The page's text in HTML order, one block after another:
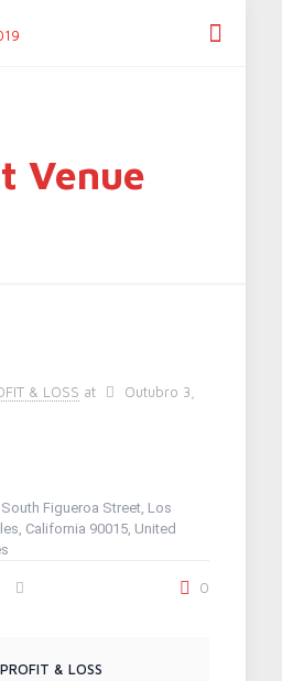
Venue
& LOSS at
Outubro 3,
South Figueroa Street, Los
California 90015, United
0
PROFIT & LOSS